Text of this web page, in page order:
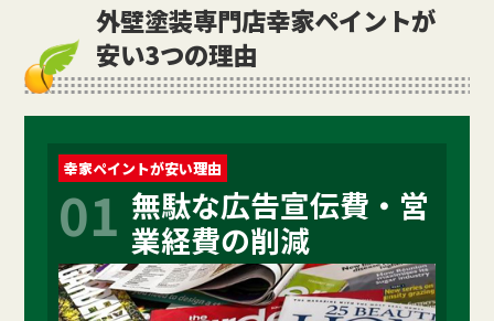
外壁塗装専門店幸家ペイントが
安い3つの理由
幸家ペイントが安い理由
01 無駄な広告宣伝費・営
業経費の削減